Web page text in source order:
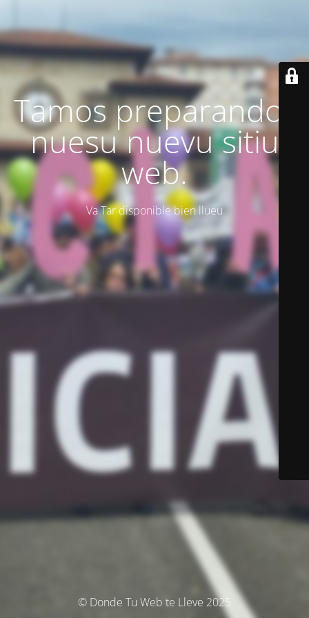
Tamos preparando'l
nuesu nuevu sitiu
web.
Va Tar disponible bien llueu
© Donde Tu Web te Lleve 2025